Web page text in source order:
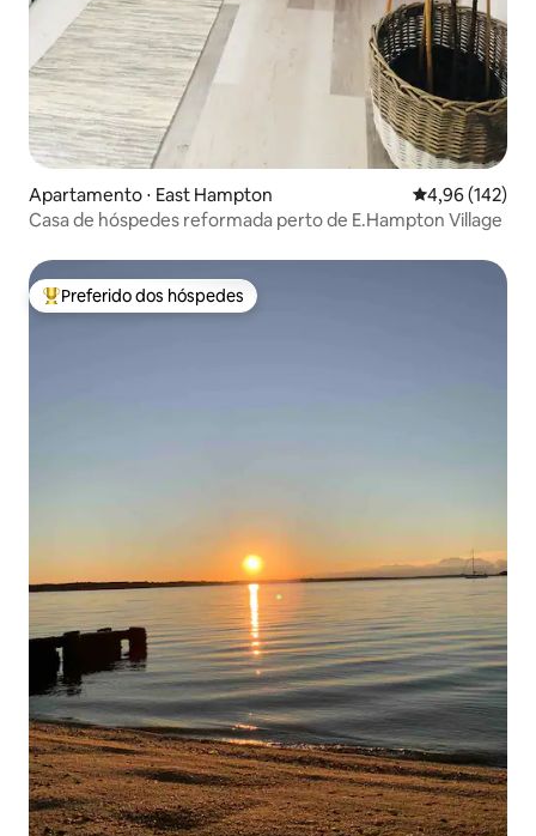
Apartamento ⋅ East Hampton 4,96 de uma
4,96 (142)
Casa de hóspedes reformada perto de E.Hampton Village
Entre os melhores preferidos dos hóspedes
Preferido dos hóspedes